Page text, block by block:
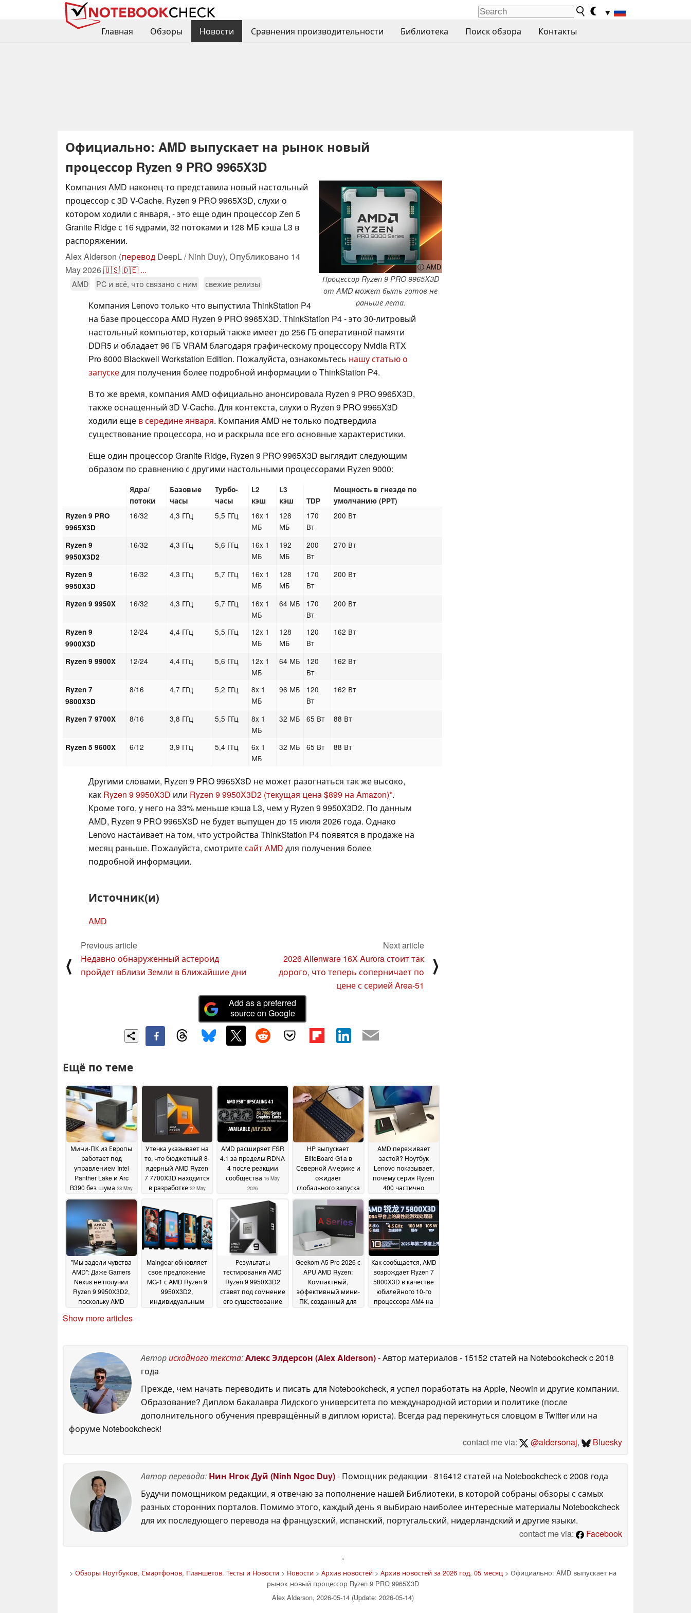
▼
Главная
Обзоры Новости Сравнения производительности Библиотека Поиск обзора Контакты
Официально: AMD выпускает на рынок новый
процессор Ryzen 9 PRO 9965X3D
ⓘ AMD
Процессор Ryzen 9 PRO 9965X3D
от AMD может быть готов не
раньше лета.
Компания AMD наконец-то представила новый настольный
процессор с 3D V-Cache. Ryzen 9 PRO 9965X3D, слухи о
котором ходили с января, - это еще один процессор Zen 5
Granite Ridge с 16 ядрами, 32 потоками и 128 МБ кэша L3 в
распоряжении.
Alex Alderson (перевод DeepL / Ninh Duy), Опубликовано 14
May 2026🇺🇸🇩🇪 ...
AMD PC и всё, что связано с ним свежие релизы
Компания Lenovo только что выпустила ThinkStation P4
на базе процессора AMD Ryzen 9 PRO 9965X3D. ThinkStation P4 - это 30-литровый
настольный компьютер, который также имеет до 256 ГБ оперативной памяти
DDR5 и обладает 96 ГБ VRAM благодаря графическому процессору Nvidia RTX
Pro 6000 Blackwell Workstation Edition. Пожалуйста, ознакомьтесь нашу статью о
запускедля получения более подробной информации о ThinkStation P4.
В то же время, компания AMD официально анонсировала Ryzen 9 PRO 9965X3D,
также оснащенный 3D V-Cache. Для контекста, слухи о Ryzen 9 PRO 9965X3D
ходили еще в середине января. Компания AMD не только подтвердила
существование процессора, но и раскрыла все его основные характеристики.
Еще один процессор Granite Ridge, Ryzen 9 PRO 9965X3D выглядит следующим
образом по сравнению с другими настольными процессорами Ryzen 9000:
Ядра/
потоки
Базовые
часы
Турбо-
часы
L2
кэш
L3
кэш
TDP
Мощность в гнезде по
умолчанию (PPT)
Ryzen 9 PRO
9965X3D
16/32 4,3 ГГц 5,5 ГГц
16x 1
МБ
128
МБ
170
Вт
200 Вт
Ryzen 9
9950X3D2
16/32 4,3 ГГц 5,6 ГГц
16x 1
МБ
192
МБ
200
Вт
270 Вт
Ryzen 9
9950X3D
16/32 4,3 ГГц 5,7 ГГц
16x 1
МБ
128
МБ
170
Вт
200 Вт
Ryzen 9 9950X 16/32 4,3 ГГц 5,7 ГГц
16x 1
МБ
64 МБ
170
Вт
200 Вт
Ryzen 9
9900X3D
12/24 4,4 ГГц 5,5 ГГц
12x 1
МБ
128
МБ
120
Вт
162 Вт
Ryzen 9 9900X 12/24 4,4 ГГц 5,6 ГГц
12x 1
МБ
64 МБ
120
Вт
162 Вт
Ryzen 7
9800X3D
8/16 4,7 ГГц 5,2 ГГц
8x 1
МБ
96 МБ
120
Вт
162 Вт
Ryzen 7 9700X 8/16 3,8 ГГц 5,5 ГГц
8x 1
МБ
32 МБ 65 Вт 88 Вт
Ryzen 5 9600X 6/12 3,9 ГГц 5,4 ГГц
6x 1
МБ
32 МБ 65 Вт 88 Вт
Другими словами, Ryzen 9 PRO 9965X3D не может разогнаться так же высоко,
как Ryzen 9 9950X3D или Ryzen 9 9950X3D2 (текущая цена $899 на Amazon) .
Кроме того, у него на 33% меньше кэша L3, чем у Ryzen 9 9950X3D2. По данным
AMD, Ryzen 9 PRO 9965X3D не будет выпущен до 15 июля 2026 года. Однако
Lenovo настаивает на том, что устройства ThinkStation P4 появятся в продаже на
месяц раньше. Пожалуйста, смотритесайт AMD для получения более
подробной информации.
Источник(и)
AMD
⟨
Previous article
Недавно обнаруженный астероид
пройдет вблизи Земли в ближайшие дни
Next article
2026 Alienware 16X Aurora стоит так
дорого, что теперь соперничает по
цене с серией Area-51
⟩
Add as a preferred
source on Google
Ещё по теме
Мини-ПК из Европы
работает под
управлением Intel
Panther Lake и Arc
B390 без шума 28 May
2026
Утечка указывает на
то, что бюджетный 8-
ядерный AMD Ryzen
7 7700X3D находится
в разработке 22 May
AMD расширяет FSR
4.1 за пределы RDNA
4 после реакции
сообщества 16 May
2026
HP выпускает
EliteBoard G1a в
Северной Америке и
ожидает
глобального запуска
14 May 2026
AMD переживает
застой? Ноутбук
Lenovo показывает,
почему серия Ryzen
400 частично
04 May
2026
"Мы задели чувства
AMD": Даже Gamers
Nexus не получил
Ryzen 9 9950X3D2,
поскольку AMD
обзоров от многих
Maingear обновляет
свое предложение
MG-1 с AMD Ryzen 9
9950X3D2,
индивидуальным
Результаты
тестирования AMD
Ryzen 9 9950X3D2
ставят под сомнение
его существование
Geekom A5 Pro 2026 с
APU AMD Ryzen:
Компактный,
эффективный мини-
ПК, созданный для
Как сообщается, AMD
возрождает Ryzen 7
5800X3D в качестве
юбилейного 10-го
процессора AM4 на
Show more articles
Авторисходного текста:Алекс Элдерсон (Alex Alderson)- Автор материалов- 15152 статей на Notebookcheckc 2018
года
Прежде, чем начать переводить и писать для Notebookcheck, я успел поработать на Apple, Neowin и другие компании.
Образование? Диплом бакалавра Лидского университета по международной истории и политике (после
дополнительного обучения превращённый в диплом юриста). Всегда рад перекинуться словцом в Twitter или на
форуме Notebookcheck!
contact me via:
@aldersonaj, Bluesky
Автор перевода: Нин Нгок Дуй (Ninh Ngoc Duy)- Помощник редакции - 816412 статей на Notebookcheckc 2008 года
Будучи помощником редакции, я отвечаю за пополнение нашей Библиотеки, в которой собраны обзоры с самых
разных сторонних порталов. Помимо этого, каждый день я выбираю наиболее интересные материалы Notebookcheck
для их последующего перевода на французский, испанский, португальский, нидерландский и другие языки.
contact me via:
Facebook
'
> Обзоры Ноутбуков, Смартфонов, Планшетов. Тесты и Новости > Новости > Архив новостей > Архив новостей за 2026 год, 05 месяц > Официально: AMD выпускает на
рынок новый процессор Ryzen 9 PRO 9965X3D
Alex Alderson, 2026-05-14 (Update: 2026-05-14)